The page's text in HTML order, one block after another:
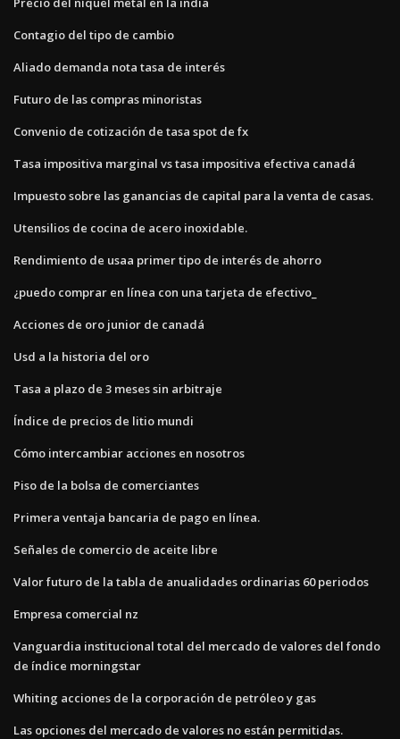
Contagio del tipo de cambio
Aliado demanda nota tasa de interés
Futuro de las compras minoristas
Convenio de cotización de tasa spot de fx
Tasa impositiva marginal vs tasa impositiva efectiva canadá
Impuesto sobre las ganancias de capital para la venta de casas.
Utensilios de cocina de acero inoxidable.
Rendimiento de usaa primer tipo de interés de ahorro
¿puedo comprar en línea con una tarjeta de efectivo_
Acciones de oro junior de canadá
Usd a la historia del oro
Tasa a plazo de 3 meses sin arbitraje
Índice de precios de litio mundi
Cómo intercambiar acciones en nosotros
Piso de la bolsa de comerciantes
Primera ventaja bancaria de pago en línea.
Señales de comercio de aceite libre
Valor futuro de la tabla de anualidades ordinarias 60 periodos
Empresa comercial nz
Vanguardia institucional total del mercado de valores del fondo
de índice morningstar
Whiting acciones de la corporación de petróleo y gas
Las opciones del mercado de valores no están permitidas.